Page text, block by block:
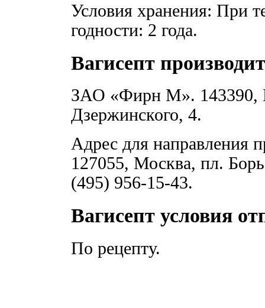
Условия хранения: При
годности: 2 года.
Вагисепт
ЗАО «Фирн М». 143390,
Дзержинского, 4.
Адрес для
127055, Москва, пл.
(495) 956-15-43.
Вагисепт условия
По рецепту.